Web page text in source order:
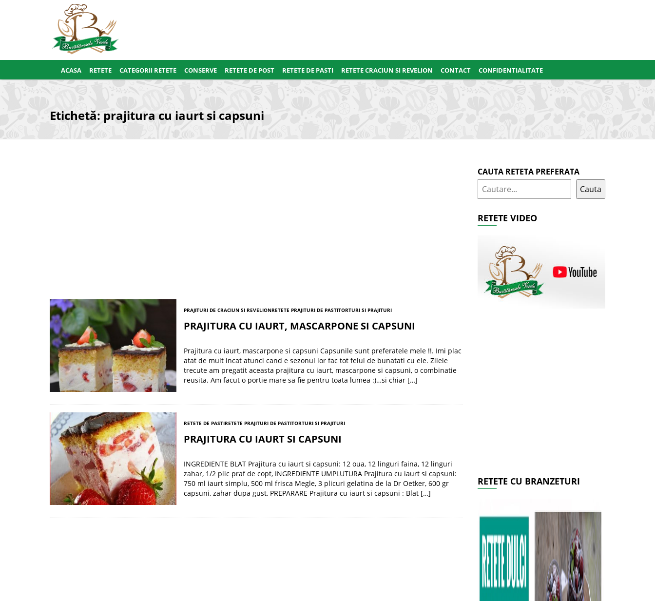
ACASA RETETE CATEGORII RETETE CONSERVE RETETE DE POST RETETE DE PASTI RETETE CRACIUN SI REVELION CONTACT CONFIDENTIALITATE
Etichetă: prajitura cu iaurt si capsuni
PRAJITURI DE CRACIUN SI REVELIONRETETE PRAJITURI DE PASTITORTURI SI PRAJITURI
PRAJITURA CU IAURT, MASCARPONE SI CAPSUNI
Prajitura cu iaurt, mascarpone si capsuni Capsunile sunt preferatele mele !!. Imi plac
atat de mult incat atunci cand e sezonul lor fac tot felul de bunatati cu ele. Zilele
trecute am pregatit aceasta prajitura cu iaurt, mascarpone si capsuni, o combinatie
reusita. Am facut o portie mare sa fie pentru toata lumea :)…si chiar […]
RETETE DE PASTIRETETE PRAJITURI DE PASTITORTURI SI PRAJITURI
PRAJITURA CU IAURT SI CAPSUNI
INGREDIENTE BLAT Prajitura cu iaurt si capsuni: 12 oua, 12 linguri faina, 12 linguri
zahar, 1/2 plic praf de copt, INGREDIENTE UMPLUTURA Prajitura cu iaurt si capsuni:
750 ml iaurt simplu, 500 ml frisca Megle, 3 plicuri gelatina de la Dr Oetker, 600 gr
capsuni, zahar dupa gust, PREPARARE Prajitura cu iaurt si capsuni : Blat […]
CAUTA RETETA PREFERATA
Cauta
RETETE VIDEO
RETETE CU BRANZETURI